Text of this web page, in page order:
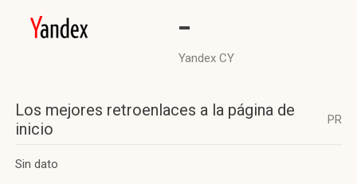
-
Yandex CY
Los mejores retroenlaces a la página de
inicio
PR
Sin dato